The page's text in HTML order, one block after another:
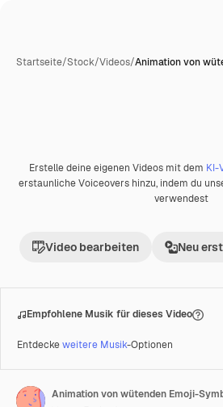
Startseite/Stock/Videos/Animation von
PremiumKI-generiert
Erstelle deine eigenen Videos mit dem KI-
erstaunliche Voiceovers hinzu, indem du
verwendest
Video bearbeiten Neu
Empfohlene Musik für dieses Video
Entdeckeweitere Musik-Optionen